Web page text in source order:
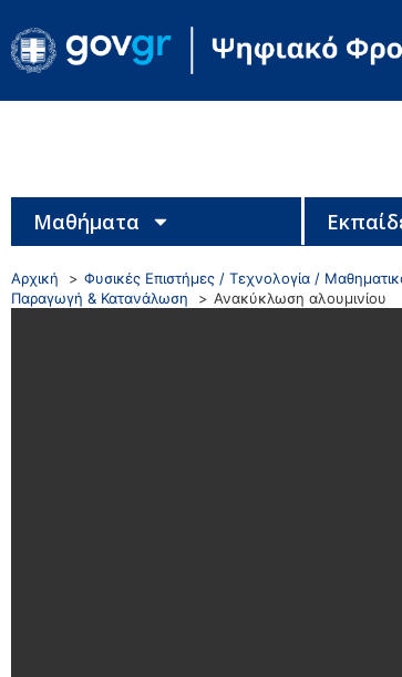
Μαθήματα
Αρχική Φυσικές Επιστήμες / Τεχνολογία /
Παραγωγή & Κατανάλωση
Ανακύκλωση αλουμινίου